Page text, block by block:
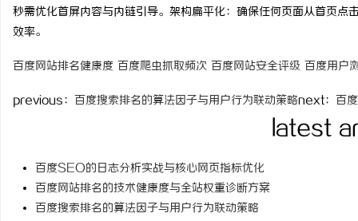
秒需优化首屏内容与内链引导。架构扁平化：确保任何页面从首页
效率。
百度网站排名健康度 百度爬虫抓取频次 百度网站安全评级 百度用户
previous： 百度搜索排名的算法因子与用户行为联动策略next： 百
latest
百度SEO的日志分析实战与核心网页指标优化
百度网站排名的技术健康度与全站权重诊断方案
百度搜索排名的算法因子与用户行为联动策略